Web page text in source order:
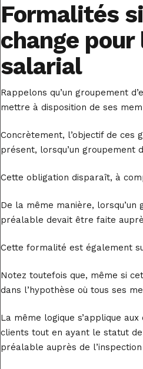
Formalités
change
salarial
Rappelons qu’un groupement
mettre à disposition de ses
Concrètement, l’objectif de ces
présent, lorsqu’un groupement
Cette obligation disparaît, à
De la même manière,
préalable devait être faite
Cette formalité est également
Notez toutefois que, même si
dans l’hypothèse où tous ses
La même logique s’applique
clients tout en ayant le statut
préalable auprès de